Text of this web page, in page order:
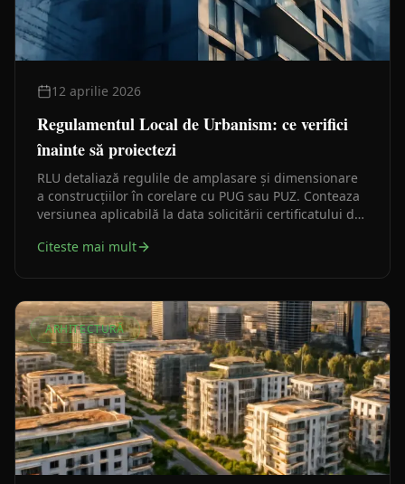
12 aprilie 2026
Regulamentul Local de Urbanism: ce verifici
înainte să proiectezi
RLU detaliază regulile de amplasare și dimensionare
a construcțiilor în corelare cu PUG sau PUZ. Conteaza
versiunea aplicabilă la data solicitării certificatului de
vechi.
Citeste mai mult
ARHITECTURĂ